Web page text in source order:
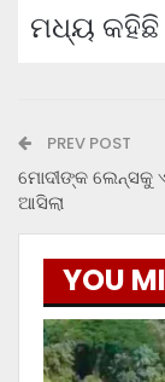
ମଧ୍ୟ କହିଛି
PREV POST
ମୋଦୀଙ୍କ ଲେନ୍‌ସକୁ
ଆସିଲା
YOU